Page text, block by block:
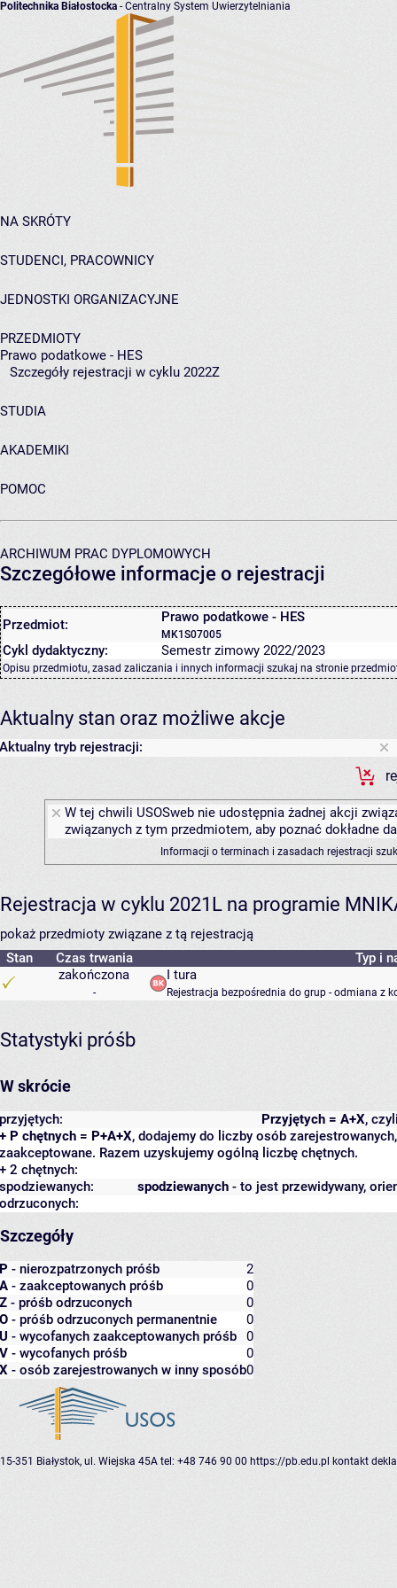
Politechnika Białostocka - Centralny System Uwierzytelniania
NA SKRÓTY
STUDENCI, PRACOWNICY
JEDNOSTKI ORGANIZACYJNE
PRZEDMIOTY
Prawo podatkowe - HES
Szczegóły rejestracji w cyklu 2022Z
STUDIA
AKADEMIKI
POMOC
ARCHIWUM PRAC DYPLOMOWYCH
Szczegółowe informacje o rejestracji
Przedmiot: Prawo podatkowe - HES
MK1S07005
Cykl dydaktyczny: Semestr zimowy 2022/2023
Opisu przedmiotu, zasad zaliczania i innych informacji szukaj na stronie
Aktualny stan oraz możliwe akcje
Aktualny tryb rejestracji:
W tej chwili USOSweb nie udostępnia żadnej akcji
związanych z tym przedmiotem, aby poznać dokładne
Informacji o terminach i zasadach rejestracji
Rejestracja w cyklu 2021L na programie
pokaż przedmioty związane z tą rejestracją
Stan
Czas trwania
Typ i
zakończona
-
I tura
Rejestracja bezpośrednia do grup - odmiana z
Statystyki próśb
W skrócie
Przyjętych = A+X,
przyjętych:
+ P chętnych = P+A+X, dodajemy do liczby osób
zaakceptowane. Razem uzyskujemy ogólną liczbę chętnych.
+ 2 chętnych:
spodziewanych - to jest przewidywany,
spodziewanych:
odrzuconych:
Szczegóły
P - nierozpatrzonych próśb
2
A - zaakceptowanych próśb
0
Z - próśb odrzuconych
0
O - próśb odrzuconych permanentnie
0
U - wycofanych zaakceptowanych próśb
0
V - wycofanych próśb
0
X - osób zarejestrowanych w inny sposób0
15-351 Białystok, ul. Wiejska 45A tel: +48 746 90 00 https://pb.edu.pl kontakt